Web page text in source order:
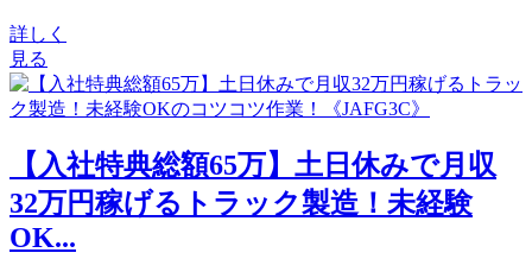
詳しく
見る
【入社特典総額65万】土日休みで月収
32万円稼げるトラック製造！未経験
OK...